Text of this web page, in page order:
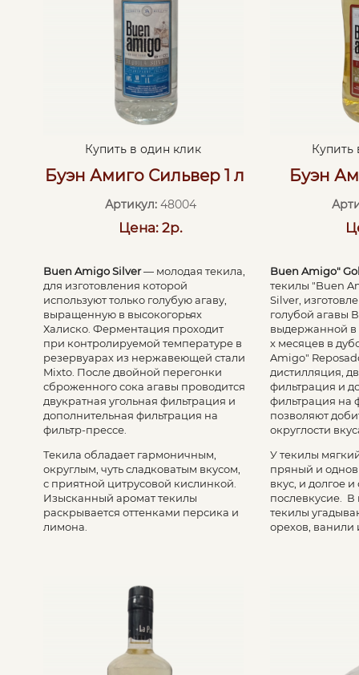
Купить в один клик
Буэн Амиго Сильвер 1 л
Артикул: 48004
Цена: 2р.
Buen Amigo Silver— молодая текила,
для изготовления которой
используют только голубую агаву,
выращенную в высокогорьях
Халиско. Ферментация проходит
при контролируемой температуре в
резервуарах из нержавеющей стали
Mixto. После двойной перегонки
сброженного сока агавы проводится
двукратная угольная фильтрация и
дополнительная фильтрация на
фильтр-прессе.
Текила обладает гармоничным,
округлым, чуть сладковатым вкусом,
с приятной цитрусовой кислинкой.
Изысканный аромат текилы
раскрывается оттенками персика и
лимона.
Купить
Буэн
Buen Amigo"
текилы "Buen
Silver,
голубой агавы
выдержанной в
х месяцев в
Amigo"
дистилляция,
фильтрация и
фильтрация на
позволяют
округлости
У текилы
пряный и
вкус, и долгое
послевкусие.
текилы
орехов, ванили